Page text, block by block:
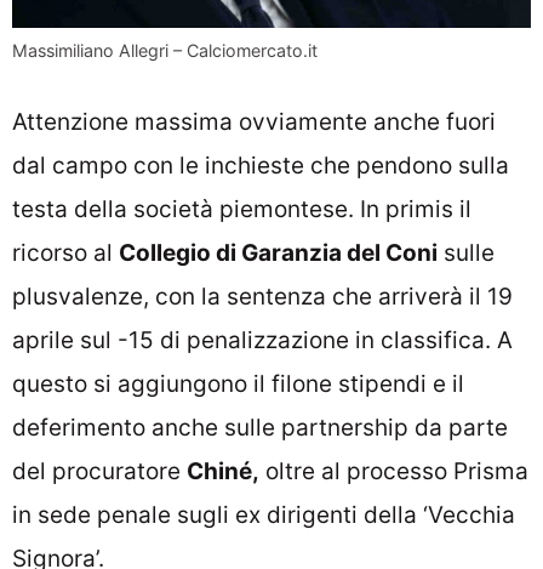
Massimiliano Allegri – Calciomercato.it
Attenzione massima ovviamente anche fuori
dal campo con le inchieste che pendono sulla
testa della società piemontese. In primis il
ricorso al Collegio di Garanzia del Coni sulle
plusvalenze, con la sentenza che arriverà il 19
aprile sul -15 di penalizzazione in classifica. A
questo si aggiungono il filone stipendi e il
deferimento anche sulle partnership da parte
del procuratore Chiné, oltre al processo Prisma
in sede penale sugli ex dirigenti della ‘Vecchia
Signora’.